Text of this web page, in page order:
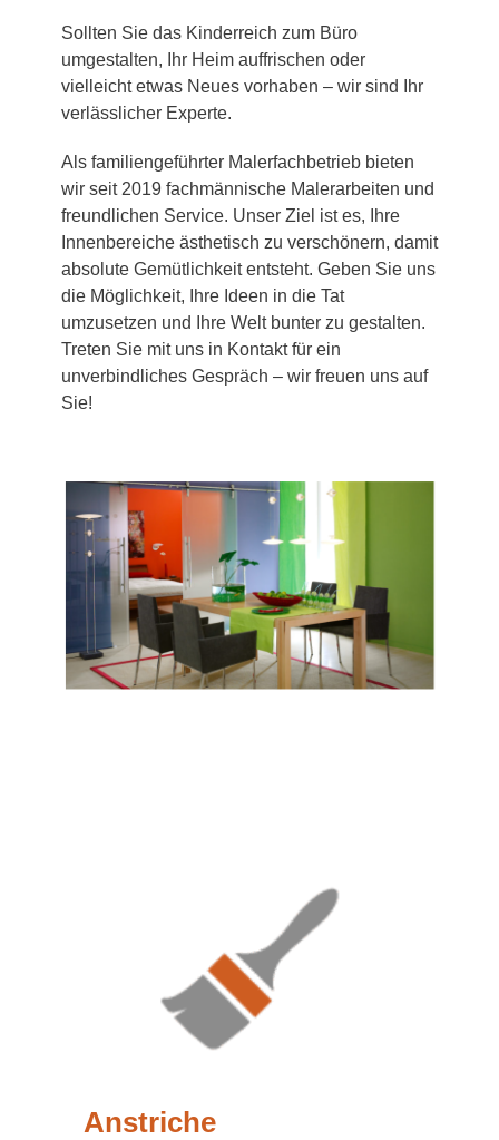
Sollten Sie das Kinderreich zum Büro
umgestalten, Ihr Heim auffrischen oder
vielleicht etwas Neues vorhaben – wir sind Ihr
verlässlicher Experte.
Als familiengeführter Malerfachbetrieb bieten
wir seit 2019 fachmännische Malerarbeiten und
freundlichen Service. Unser Ziel ist es, Ihre
Innenbereiche ästhetisch zu verschönern, damit
absolute Gemütlichkeit entsteht. Geben Sie uns
die Möglichkeit, Ihre Ideen in die Tat
umzusetzen und Ihre Welt bunter zu gestalten.
Treten Sie mit uns in Kontakt für ein
unverbindliches Gespräch – wir freuen uns auf
Sie!
Anstriche